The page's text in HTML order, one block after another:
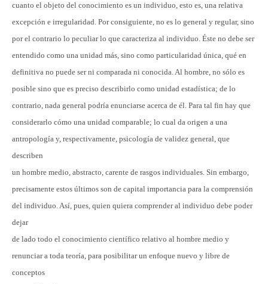
cuanto el objeto del conocimiento es un individuo, esto es, una relativa
excepción e irregularidad. Por consiguiente, no es lo general y regular, sino
por el contrario lo peculiar lo que caracteriza al individuo. Éste no debe ser
entendido como una unidad más, sino como particularidad única, qué en
definitiva no puede ser ni comparada ni conocida. Al hombre, no sólo es
posible sino que es preciso describirlo como unidad estadística; de lo
contrario, nada general podría enunciarse acerca de él. Para tal fin hay que
considerarlo cómo una unidad comparable; lo cual da origen a una
antropología y, respectivamente, psicología de validez general, que
describen
un hombre medio, abstracto, carente de rasgos individuales. Sin embargo,
precisamente estos últimos son de capital importancia para la comprensión
del individuo. Así, pues, quien quiera comprender al individuo debe poder
dejar
de lado todo el conocimiento científico relativo al hombre medio y
renunciar a toda teoría, para posibilitar un enfoque nuevo y libre de
conceptos